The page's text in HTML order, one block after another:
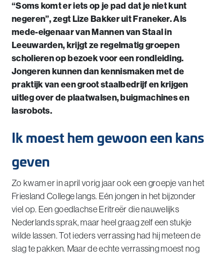
“Soms komt er iets op je pad dat je niet kunt
negeren”, zegt Lize Bakker uit Franeker. Als
mede-eigenaar van Mannen van Staal in
Leeuwarden, krijgt ze regelmatig groepen
scholieren op bezoek voor een rondleiding.
Jongeren kunnen dan kennismaken met de
praktijk van een groot staalbedrijf en krijgen
uitleg over de plaatwalsen, buigmachines en
lasrobots.
Ik moest hem gewoon een kans
geven
Zo kwam er in april vorig jaar ook een groepje van het
Friesland College langs. Eén jongen in het bijzonder
viel op. Een goedlachse Eritreër die nauwelijks
Nederlands sprak, maar heel graag zelf een stukje
wilde lassen. Tot ieders verrassing had hij meteen de
slag te pakken. Maar de echte verrassing moest nog